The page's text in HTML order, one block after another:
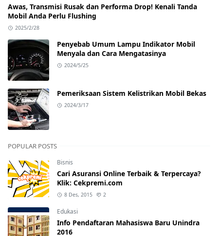
Awas, Transmisi Rusak dan Performa Drop! Kenali Tanda
Mobil Anda Perlu Flushing
2025/2/28
Penyebab Umum Lampu Indikator Mobil
Menyala dan Cara Mengatasinya
2024/5/25
Pemeriksaan Sistem Kelistrikan Mobil Bekas
2024/3/17
POPULAR POSTS
Bisnis
Cari Asuransi Online Terbaik & Terpercaya?
Klik: Cekpremi.com
8 Des, 2015 2
Edukasi
Info Pendaftaran Mahasiswa Baru Unindra
2016